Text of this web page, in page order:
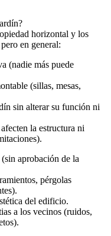
horizontal y los
en general:
(nadie más puede
(sillas, mesas,
sin alterar su función ni
la estructura ni
aprobación de la
pérgolas
del edificio.
a los vecinos (ruidos,